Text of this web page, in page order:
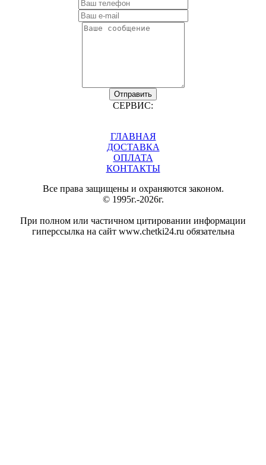
Отправить
СЕРВИС:
ГЛАВНАЯ
ДОСТАВКА
ОПЛАТА
КОНТАКТЫ
Все права защищены и охраняются законом.
© 1995г.-2026г.
При полном или частичном цитировании информации
гиперссылка на сайт www.chetki24.ru обязательна